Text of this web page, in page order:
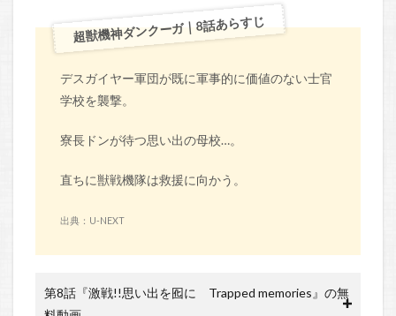
超獣機神ダンクーガ｜8話あらすじ
デスガイヤー軍団が既に軍事的に価値のない士官
学校を襲撃。
寮長ドンが待つ思い出の母校…。
直ちに獣戦機隊は救援に向かう。
出典：U-NEXT
第8話『激戦!!思い出を囮に Trapped memories』の無